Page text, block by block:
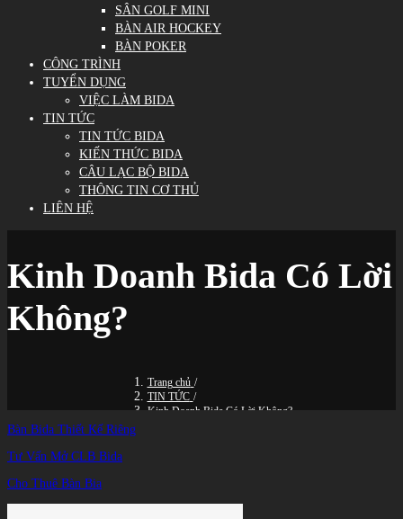
SÂN GOLF MINI
BÀN AIR HOCKEY
BÀN POKER
CÔNG TRÌNH
TUYỂN DỤNG
VIỆC LÀM BIDA
TIN TỨC
TIN TỨC BIDA
KIẾN THỨC BIDA
CÂU LẠC BỘ BIDA
THÔNG TIN CƠ THỦ
LIÊN HỆ
Kinh Doanh Bida Có Lời
Không?
Trang chủ /
TIN TỨC /
Kinh Doanh Bida Có Lời Không?
Bàn Bida Thiết Kế Riêng
Tư Vấn Mở CLB Bida
Cho Thuê Bàn Bia